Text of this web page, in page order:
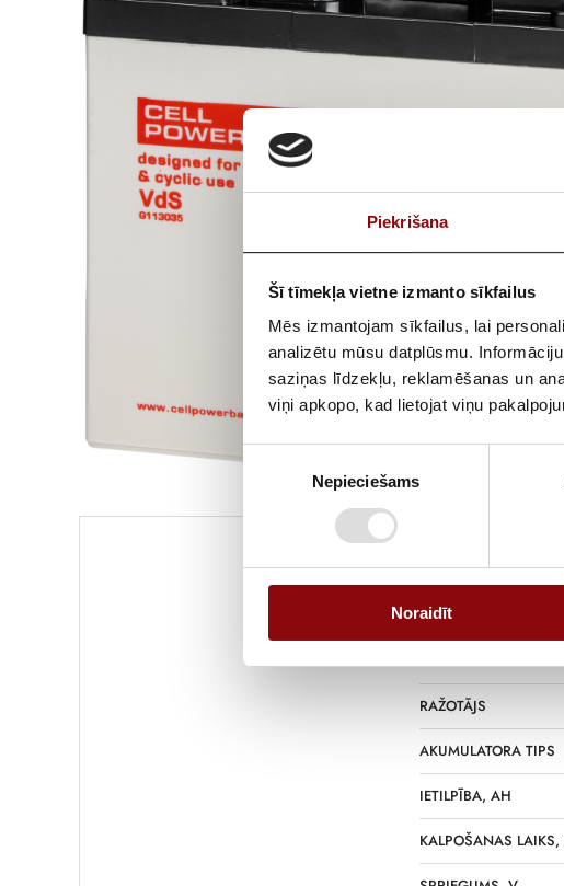
Piekrišana
Šī tīmekļa vietne izmanto sīkfailus
Mēs izmantojam sīkfailus, lai
analizētu mūsu datplūsmu.
saziņas līdzekļu, reklamēšanas un
viņi apkopo, kad lietojat viņu
Nepieciešams
Noraidīt
Informācija
SVARS
IZMĒRI
RAŽOTĀJS
AKUMULATORA TIPS
IETILPĪBA, AH
KALPOŠANAS